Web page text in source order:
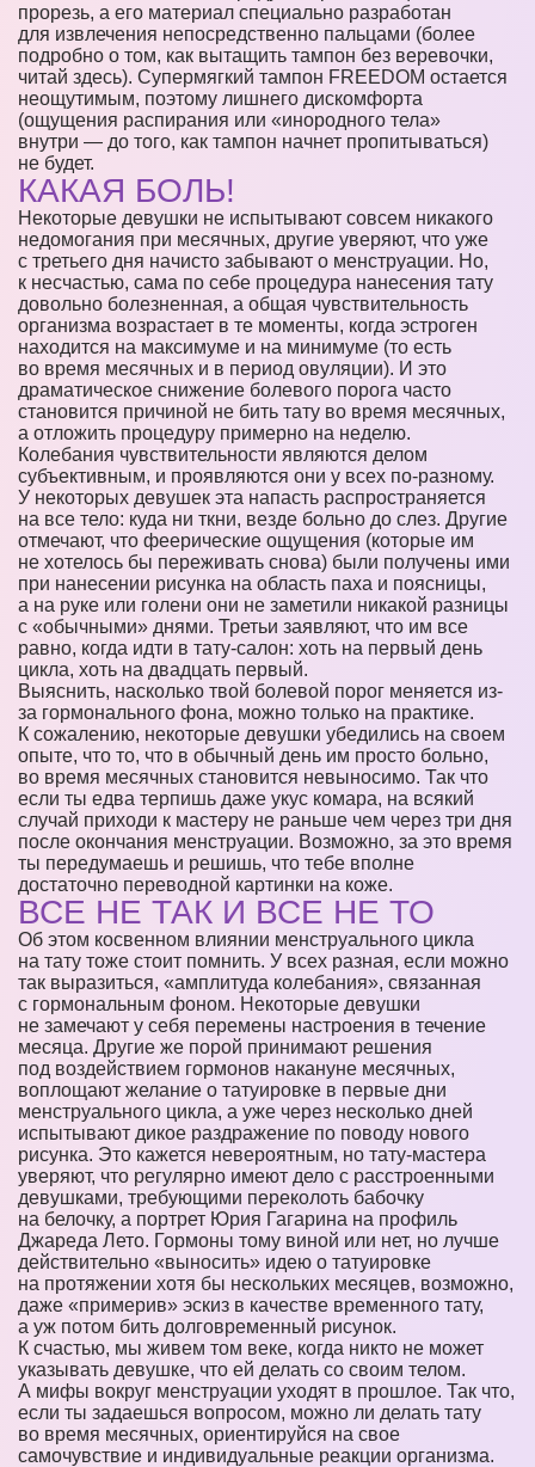
прорезь, а его материал специально разработан
для извлечения непосредственно пальцами (более
подробно о том, как вытащить тампон без веревочки,
читай здесь). Супермягкий тампон FREEDOM остается
неощутимым, поэтому лишнего дискомфорта
(ощущения распирания или «инородного тела»
внутри — до того, как тампон начнет пропитываться)
не будет.
КАКАЯ БОЛЬ!
Некоторые девушки не испытывают совсем никакого
недомогания при месячных, другие уверяют, что уже
с третьего дня начисто забывают о менструации. Но,
к несчастью, сама по себе процедура нанесения тату
довольно болезненная, а общая чувствительность
организма возрастает в те моменты, когда эстроген
находится на максимуме и на минимуме (то есть
во время месячных и в период овуляции). И это
драматическое снижение болевого порога часто
становится причиной не бить тату во время месячных,
а отложить процедуру примерно на неделю.
Колебания чувствительности являются делом
субъективным, и проявляются они у всех по-разному.
У некоторых девушек эта напасть распространяется
на все тело: куда ни ткни, везде больно до слез. Другие
отмечают, что феерические ощущения (которые им
не хотелось бы переживать снова) были получены ими
при нанесении рисунка на область паха и поясницы,
а на руке или голени они не заметили никакой разницы
с «обычными» днями. Третьи заявляют, что им все
равно, когда идти в тату-салон: хоть на первый день
цикла, хоть на двадцать первый.
Выяснить, насколько твой болевой порог меняется из-
за гормонального фона, можно только на практике.
К сожалению, некоторые девушки убедились на своем
опыте, что то, что в обычный день им просто больно,
во время месячных становится невыносимо. Так что
если ты едва терпишь даже укус комара, на всякий
случай приходи к мастеру не раньше чем через три дня
после окончания менструации. Возможно, за это время
ты передумаешь и решишь, что тебе вполне
достаточно переводной картинки на коже.
ВСЕ НЕ ТАК И ВСЕ НЕ ТО
Об этом косвенном влиянии менструального цикла
на тату тоже стоит помнить. У всех разная, если можно
так выразиться, «амплитуда колебания», связанная
с гормональным фоном. Некоторые девушки
не замечают у себя перемены настроения в течение
месяца. Другие же порой принимают решения
под воздействием гормонов накануне месячных,
воплощают желание о татуировке в первые дни
менструального цикла, а уже через несколько дней
испытывают дикое раздражение по поводу нового
рисунка. Это кажется невероятным, но тату-мастера
уверяют, что регулярно имеют дело с расстроенными
девушками, требующими переколоть бабочку
на белочку, а портрет Юрия Гагарина на профиль
Джареда Лето. Гормоны тому виной или нет, но лучше
действительно «выносить» идею о татуировке
на протяжении хотя бы нескольких месяцев, возможно,
даже «примерив» эскиз в качестве временного тату,
а уж потом бить долговременный рисунок.
К счастью, мы живем том веке, когда никто не может
указывать девушке, что ей делать со своим телом.
А мифы вокруг менструации уходят в прошлое. Так что,
если ты задаешься вопросом, можно ли делать тату
во время месячных, ориентируйся на свое
самочувствие и индивидуальные реакции организма.